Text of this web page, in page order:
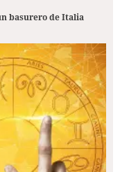
basurero de Italia